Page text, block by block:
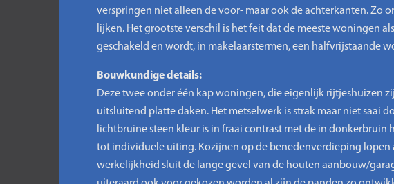
verspringen niet alleen de voor- maar ook de achterkanten. Zo
lijken. Het grootste verschil is het feit dat de meeste woningen
geschakeld en wordt, in makelaarstermen, een halfvrijstaande
Bouwkundige details:
Deze twee onder één kap woningen, die eigenlijk rijtjeshuizen
uitsluitend platte daken. Het metselwerk is strak maar niet saai
lichtbruine steen kleur is in fraai contrast met de in
tot individuele uiting. Kozijnen op de benedenverdieping
werkelijkheid sluit de lange gevel van de houten aanbouw/